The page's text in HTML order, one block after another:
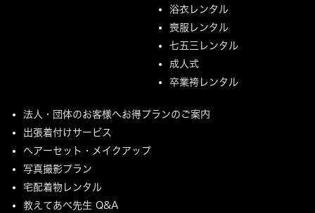
浴衣レンタル
喪服レンタル
七五三レンタル
成人式
卒業袴レンタル
法人・団体のお客様へお得プランのご案内
出張着付けサービス
ヘアーセット・メイクアップ
写真撮影プラン
宅配着物レンタル
教えてあべ先生 Q&A